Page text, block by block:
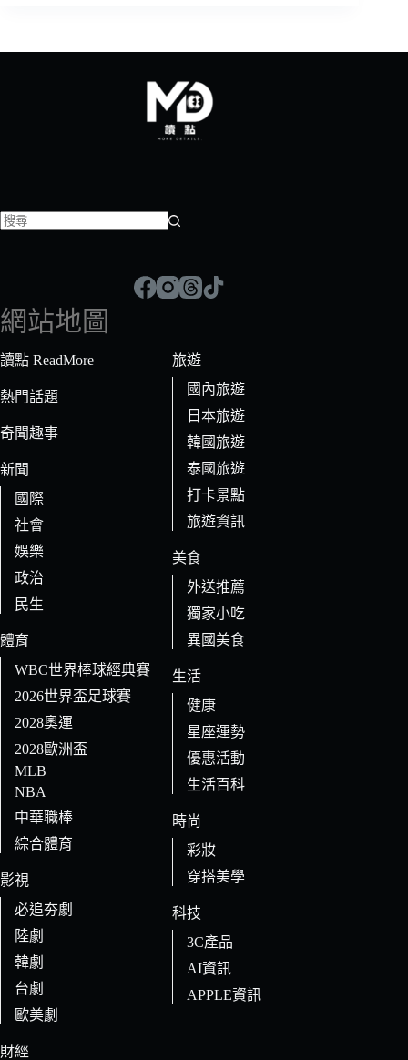
符
合
條
的
果
網站地圖
讀點 ReadMore
熱門話題
奇聞趣事
新聞
國際
社會
娛樂
政治
民生
體育
WBC世界棒球經典賽
2026世界盃足球賽
2028奧運
2028歐洲盃
MLB
NBA
中華職棒
綜合體育
影視
必追夯劇
陸劇
韓劇
台劇
歐美劇
財經
旅遊
國內旅遊
日本旅遊
韓國旅遊
泰國旅遊
打卡景點
旅遊資訊
美食
外送推薦
獨家小吃
異國美食
生活
健康
星座運勢
優惠活動
生活百科
時尚
彩妝
穿搭美學
科技
3C產品
AI資訊
APPLE資訊